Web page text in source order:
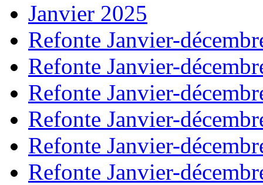
Janvier 2025
Refonte Janvier-
Refonte Janvier-
Refonte Janvier-
Refonte Janvier-
Refonte Janvier-
Refonte Janvier-